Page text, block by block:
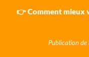
👉 Comment mieux
Publication